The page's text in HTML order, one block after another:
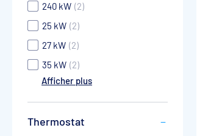
240 kW (2)
25 kW (2)
27 kW (2)
35 kW (2)
Afficher plus
Thermostat